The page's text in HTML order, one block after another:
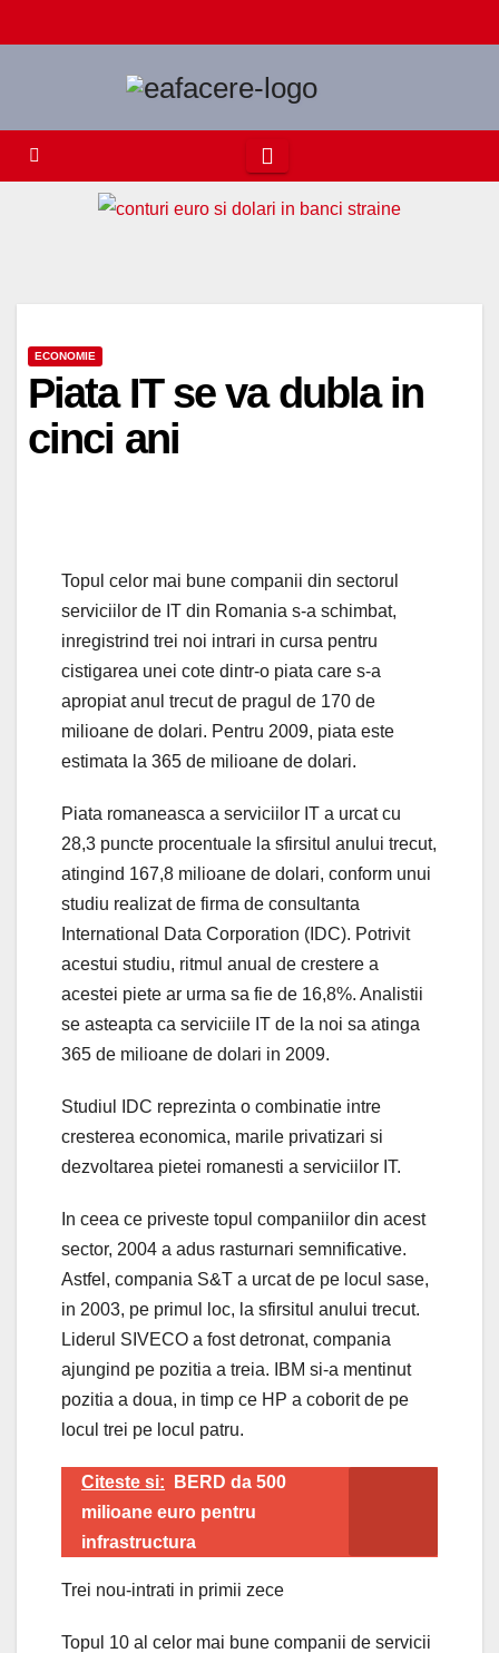
to
ECONOMIE
Piata IT se va dubla in
cinci ani
Topul celor mai bune companii din sectorul
serviciilor de IT din Romania s-a schimbat,
inregistrind trei noi intrari in cursa pentru
cistigarea unei cote dintr-o piata care s-a
apropiat anul trecut de pragul de 170 de
milioane de dolari. Pentru 2009, piata este
estimata la 365 de milioane de dolari.
Piata romaneasca a serviciilor IT a urcat cu
28,3 puncte procentuale la sfirsitul anului trecut,
atingind 167,8 milioane de dolari, conform unui
studiu realizat de firma de consultanta
International Data Corporation (IDC). Potrivit
acestui studiu, ritmul anual de crestere a
acestei piete ar urma sa fie de 16,8%. Analistii
se asteapta ca serviciile IT de la noi sa atinga
365 de milioane de dolari in 2009.
Studiul IDC reprezinta o combinatie intre
cresterea economica, marile privatizari si
dezvoltarea pietei romanesti a serviciilor IT.
In ceea ce priveste topul companiilor din acest
sector, 2004 a adus rasturnari semnificative.
Astfel, compania S&T a urcat de pe locul sase,
in 2003, pe primul loc, la sfirsitul anului trecut.
Liderul SIVECO a fost detronat, compania
ajungind pe pozitia a treia. IBM si-a mentinut
pozitia a doua, in timp ce HP a coborit de pe
locul trei pe locul patru.
Citeste si:
BERD da 500
milioane euro pentru
infrastructura
Trei nou-intrati in primii zece
Topul 10 al celor mai bune companii de servicii